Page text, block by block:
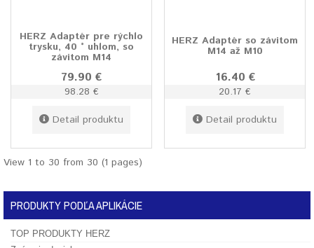
HERZ Adaptér pre rýchlo
trysku, 40 ° uhlom, so
závitom M14
79.90 €
98.28 €
Detail produktu
HERZ Adaptér so závitom
M14 až M10
16.40 €
20.17 €
Detail produktu
View 1 to 30 from 30 (1 pages)
PRODUKTY PODĽA APLIKÁCIE
TOP PRODUKTY HERZ